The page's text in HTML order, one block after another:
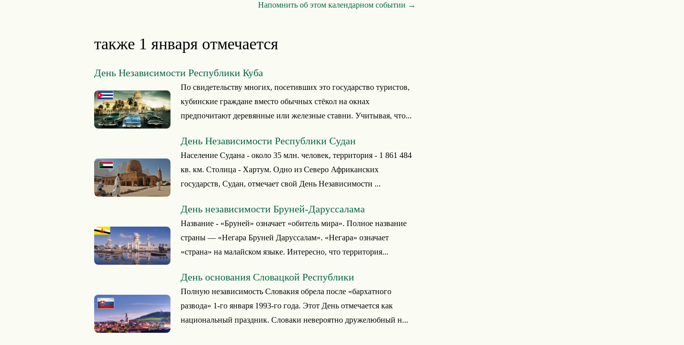
Напомнить об этом календарном событии →
также 1 января отмечается
День Независимости Республики Куба
По свидетельству многих, посетивших это государство туристов,
кубинские граждане вместо обычных стёкол на окнах
предпочитают деревянные или железные ставни. Учитывая, что...
День Независимости Республики Судан
Население Судана - около 35 млн. человек, территория - 1 861 484
кв. км. Столица - Хартум. Одно из Северо Африканских
государств, Судан, отмечает свой День Независимости ...
День независимости Бруней-Даруссалама
Название - «Бруней» означает «обитель мира». Полное название
страны — «Негара Бруней Даруссалам». «Негара» означает
«страна» на малайском языке. Интересно, что территория...
День основания Словацкой Республики
Полную независимость Словакия обрела после «бархатного
развода» 1-го января 1993-го года. Этот День отмечается как
национальный праздник. Словаки невероятно дружелюбный н...